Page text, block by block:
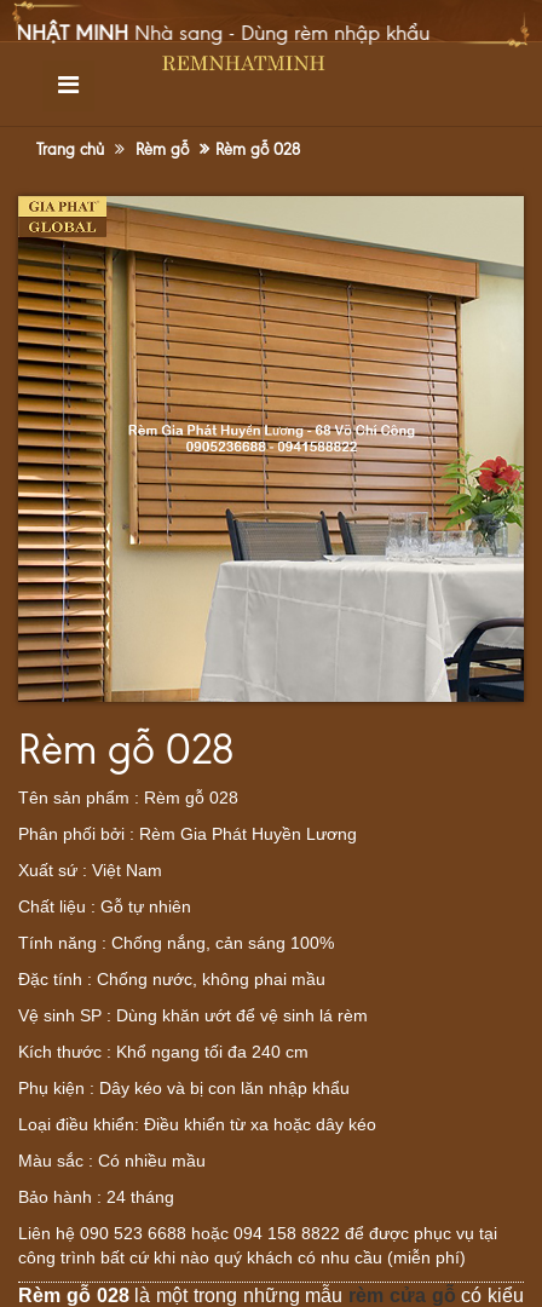
MINHNhà sang - Dùng rèm nhập khẩu
TRANG CHỦ
GIỚI THIỆU
DỰ ÁN
TIN TỨC
GÓC CHIA SẺ
LIÊN HỆ
Trang chủ Rèm gỗ Rèm gỗ 028
Rèm gỗ 028
Tên sản phẩm : Rèm gỗ 028
Phân phối bởi : Rèm Gia Phát Huyền Lương
Xuất sứ : Việt Nam
Chất liệu : Gỗ tự nhiên
Tính năng : Chống nắng, cản sáng 100%
Đặc tính : Chống nước, không phai mầu
Vệ sinh SP : Dùng khăn ướt để vệ sinh lá rèm
Kích thước : Khổ ngang tối đa 240 cm
Phụ kiện : Dây kéo và bị con lăn nhập khẩu
Loại điều khiển: Điều khiển từ xa hoặc dây kéo
Màu sắc : Có nhiều mầu
Bảo hành : 24 tháng
Liên hệ 090 523 6688 hoặc 094 158 8822 để được phục vụ tại
công trình bất cứ khi nào quý khách có nhu cầu (miễn phí)
Rèm gỗ 028là một trong những mẫu rèm cửa gỗ có kiểu